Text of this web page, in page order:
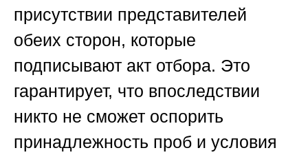
присутствии представителей
обеих сторон, которые
подписывают акт отбора. Это
гарантирует, что впоследствии
никто не сможет оспорить
принадлежность проб и условия